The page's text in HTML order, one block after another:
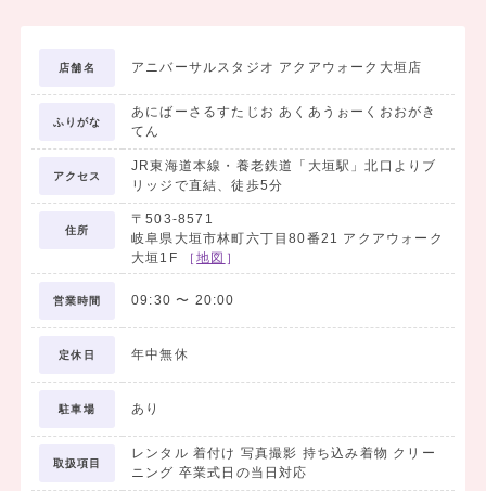
④半幅帯
着付け小物セット内容
②腰ひも
③伊達締め
今だけ！ご成約！
特典①
一人で。家族で。友だちと。ガーデンで。
（3,300円相当）
特典②
店舗名 アニバーサルスタジオ アクアウォーク大垣店
ふりがな
あにばーさるすたじお あくあうぉーくおおがき
てん
アクセス
JR東海道本線・養老鉄道「大垣駅」北口よりブ
リッジで直結、徒歩5分
住所
〒503-8571
岐阜県大垣市林町六丁目80番21 アクアウォーク
大垣1F
［地図 ］
営業時間 09:30 〜 20:00
定休日 年中無休
駐車場 あり
取扱項目
レンタル 着付け 写真撮影 持ち込み着物 クリー
ニング 卒業式日の当日対応